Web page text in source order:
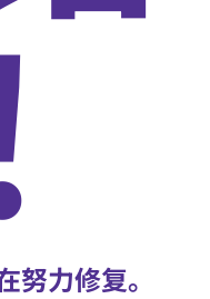
努力修复。